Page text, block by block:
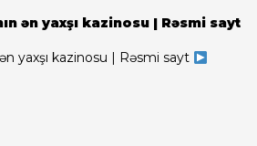
ən yaxşı kazinosu | Rəsmi sayt
yaxşı kazinosu | Rəsmi sayt